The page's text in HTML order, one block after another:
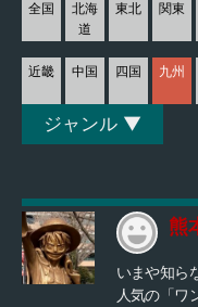
全国
北海
道
東北 関東
近畿 中国 四国 九州
ジャンル ▼
熊
いまや知ら
人気の「ワ